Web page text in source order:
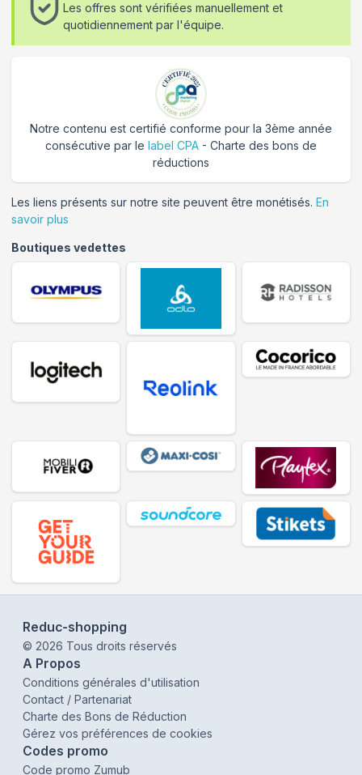
Les offres sont vérifiées manuellement et
quotidiennement par l'équipe.
Notre contenu est certifié conforme pour la 3ème année
consécutive par le label CPA - Charte des bons de
réductions
Les liens présents sur notre site peuvent être monétisés. En
savoir plus
Boutiques vedettes
Reduc-shopping
© 2026 Tous droits réservés
A Propos
Conditions générales d'utilisation
Contact / Partenariat
Charte des Bons de Réduction
Gérez vos préférences de cookies
Codes promo
Code promo Zumub